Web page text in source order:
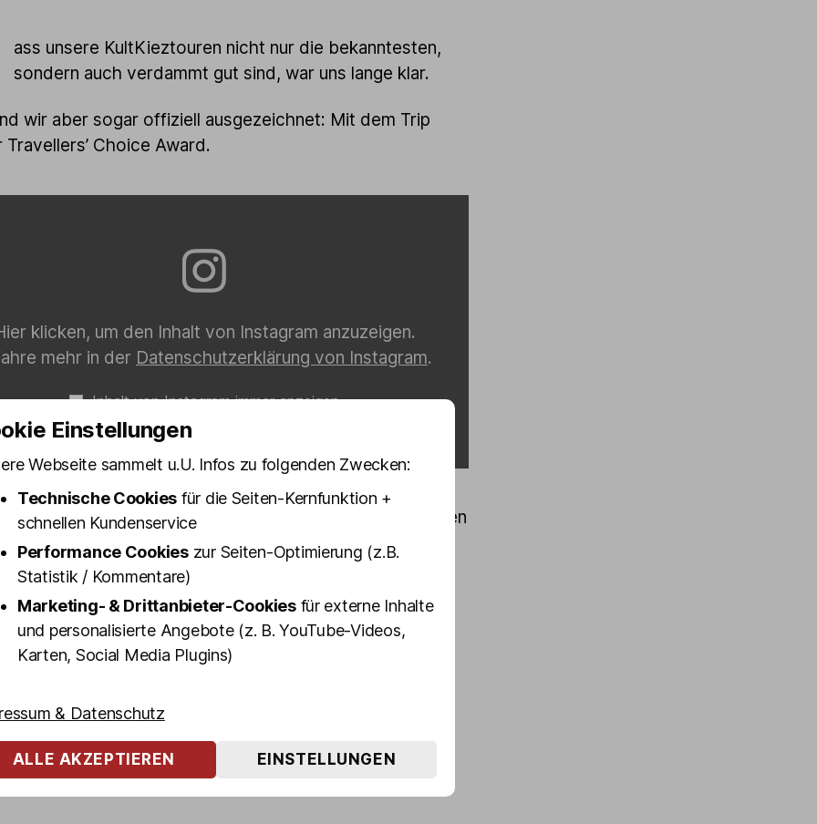
ass unsere KultKieztouren nicht nur die bekanntesten,
sondern auch verdammt gut sind, war uns lange klar.
wir aber sogar offiziell ausgezeichnet: Mit dem Trip
Choice Award.
klicken, um den Inhalt von Instagram anzuzeigen.
mehr in der Datenschutzerklärung von Instagram.
Inhalt von Instagram immer anzeigen
natürlich nur mit den coolsten Guides und besten Gästen
an alle, die das möglich gemacht haben.
euch selber von der Einzigartigkeit unserer Touren
wollt:
,Kieztour,KultKieztouren Trip Advisor
Einstellungen
Webseite sammelt u.U. Infos zu folgenden Zwecken:
Technische Cookies für die Seiten-Kernfunktion +
schnellen Kundenservice
Performance Cookieszur Seiten-Optimierung (z.B.
Statistik / Kommentare)
Marketing- & Drittanbieter-Cookiesfür externe Inhalte
und personalisierte Angebote (z. B. YouTube-Videos,
Karten, Social Media Plugins)
& Datenschutz
ALLE AKZEPTIEREN EINSTELLUNGEN